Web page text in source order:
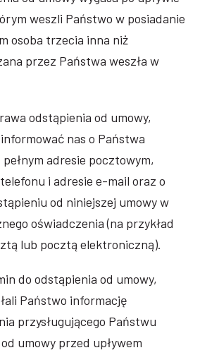
weszli Państwo w posiadanie
osoba trzecia inna niż
przez Państwa weszła w
odstąpienia od umowy,
nas o Państwa
adresie pocztowym,
i adresie e-mail oraz o
od niniejszej umowy w
oświadczenia (na przykład
lub pocztą elektroniczną).
do odstąpienia od umowy,
Państwo informację
przysługującego Państwu
umowy przed upływem